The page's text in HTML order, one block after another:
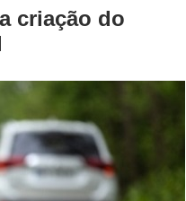
criação do